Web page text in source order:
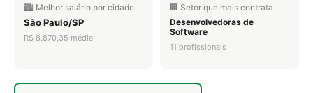
🏙️ Melhor salário por cidade
São Paulo/SP
R$ 8.870,35 média
🏢 Setor que mais contrata
Desenvolvedoras de
Software
11 profissionais